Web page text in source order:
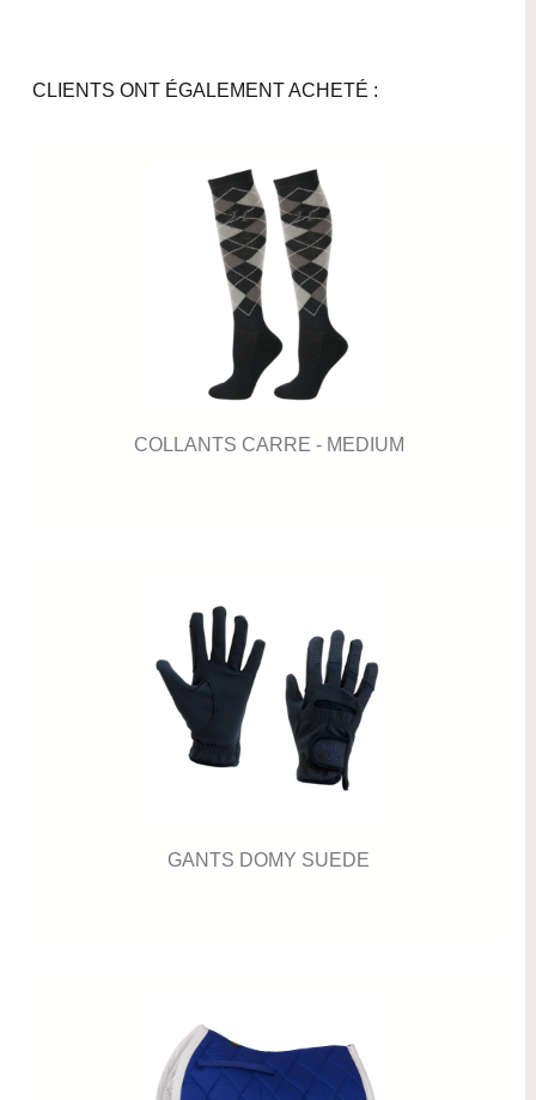
CLIENTS ONT ÉGALEMENT ACHETÉ :
COLLANTS CARRE - MEDIUM
GANTS DOMY SUEDE